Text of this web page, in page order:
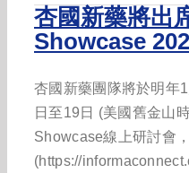
杏國新藥將出
Showcase
杏國新藥團隊將於明年
日至19日 (美國舊金山
Showcase線上研討會
(https://